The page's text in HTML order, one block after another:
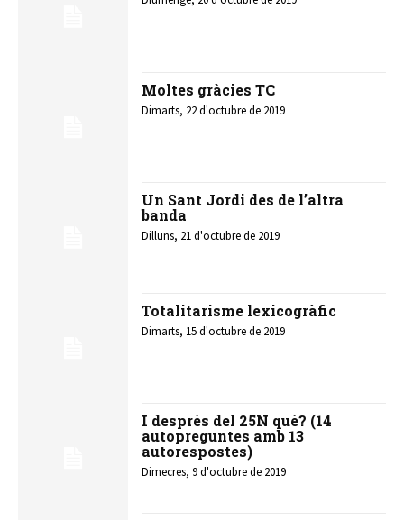
Moltes gràcies TC
Dimarts, 22 d'octubre de 2019
Un Sant Jordi des de l’altra
banda
Dilluns, 21 d'octubre de 2019
Totalitarisme lexicogràfic
Dimarts, 15 d'octubre de 2019
I després del 25N què? (14
autopreguntes amb 13
autorespostes)
Dimecres, 9 d'octubre de 2019